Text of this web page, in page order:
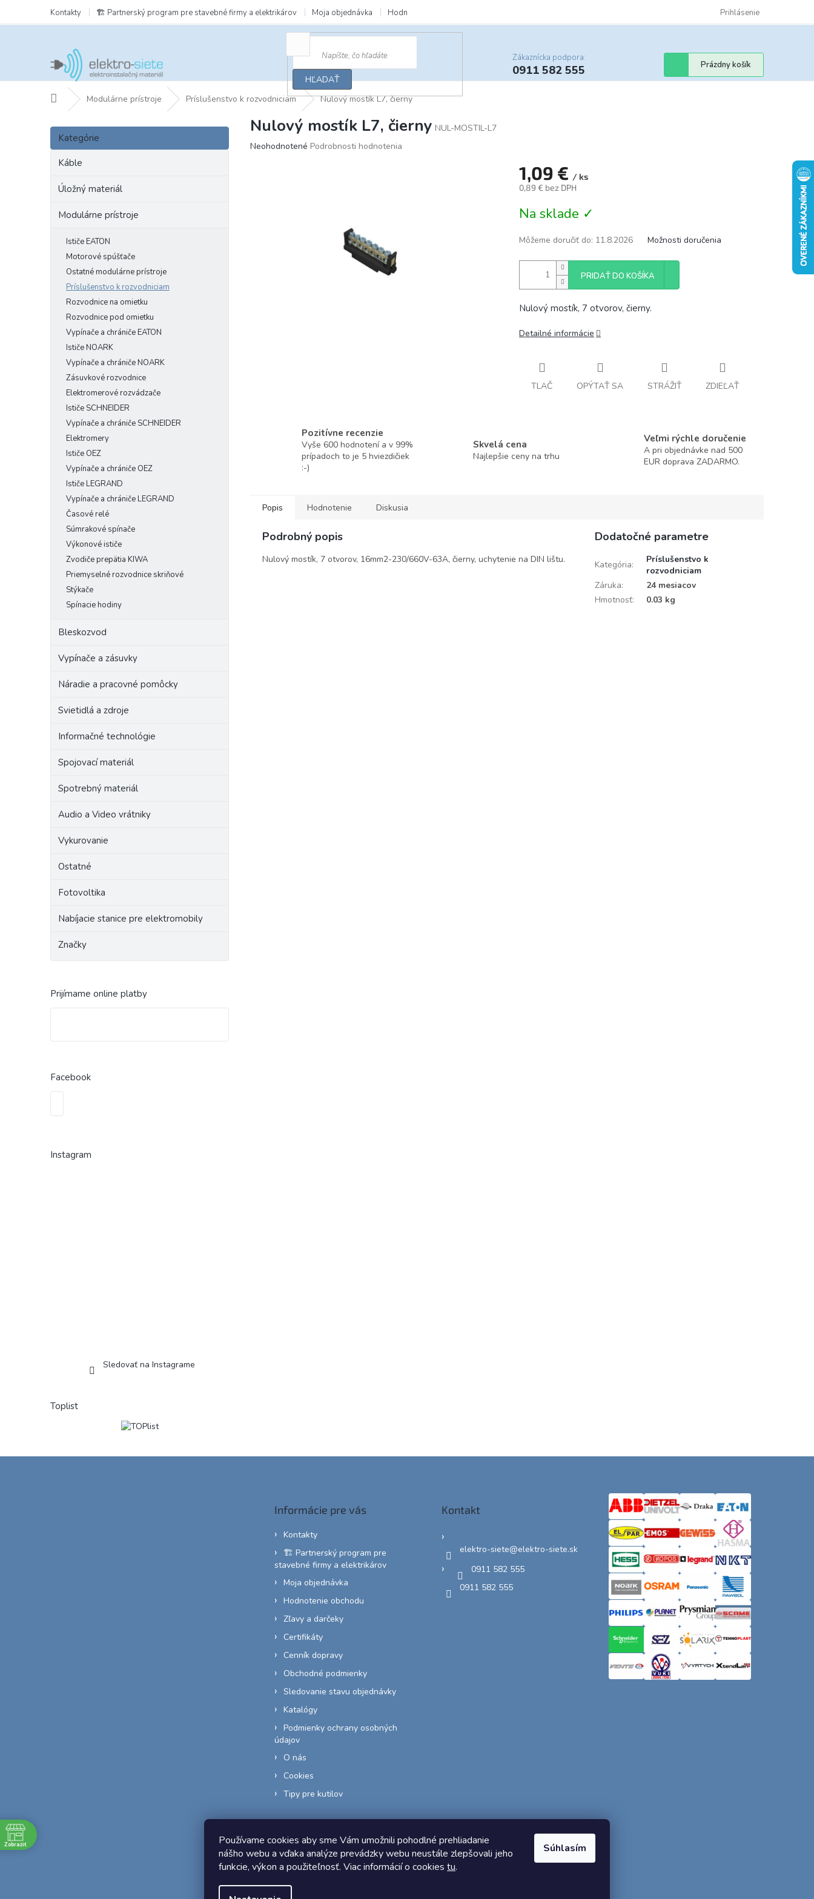
Používame cookies aby sme Vám umožnili pohodlné prehliadanie
nášho webu a vďaka analýze prevádzky webu neustále zlepšovali jeho
funkcie, výkon a použiteľnosť. Viac informácií o cookies tu.
Súhlasím
obsah
Kontakty 🏗️ Partnerský program pre stavebné firmy a elektrikárov Moja objednávka Hodnotenie obchodu Obchodné podmienky
Prihlásenie
HĽADAŤ
Zákaznícka podpora:
0911 582 555
Nákupný
košík
Prázdny košík
DomovModulárne prístroje Príslušenstvo k rozvodniciam Nulový mostík L7, čierny
B
č
Preskočiť
kategórie
Kategórie
Káble
Úložný materiál
Modulárne prístroje
Ističe EATON
Motorové spúšťače
Ostatné modulárne prístroje
Príslušenstvo k rozvodniciam
Rozvodnice na omietku
Rozvodnice pod omietku
Vypínače a chrániče EATON
Ističe NOARK
Vypínače a chrániče NOARK
Zásuvkové rozvodnice
Elektromerové rozvádzače
Ističe SCHNEIDER
Vypínače a chrániče SCHNEIDER
Elektromery
Ističe OEZ
Vypínače a chrániče OEZ
Ističe LEGRAND
Vypínače a chrániče LEGRAND
Časové relé
Súmrakové spínače
Výkonové ističe
Zvodiče prepätia KIWA
Priemyselné rozvodnice skriňové
Stýkače
Spínacie hodiny
Bleskozvod
Vypínače a zásuvky
Náradie a pracovné pomôcky
Svietidlá a zdroje
Informačné technológie
Spojovací materiál
Spotrebný materiál
Audio a Video vrátniky
Vykurovanie
Ostatné
Fotovoltika
Nabíjacie stanice pre elektromobily
Značky
Prijímame online platby
Facebook
Instagram
Sledovať na Instagrame
Toplist
Nulový mostík L7, čierny NUL-MOSTIL-L7
Priemerné
Neohodnotené Podrobnosti hodnotenia
1,09 € / ks
0,89 € bez DPH
cena:
Na sklade ✓
Môžeme doručiť do: 11.8.2026 Možnosti doručenia
PRIDAŤ DO KOŠÍKA
Nulový mostík, 7 otvorov, čierny.
Detailné informácie
TLAČ OPÝTAŤ SA STRÁŽIŤ ZDIEĽAŤ
Pozitívne recenzie
Vyše 600 hodnotení a v 99%
prípadoch to je 5 hviezdičiek
:-)
Skvelá cena
Najlepšie ceny na trhu
Veľmi rýchle doručenie
A pri objednávke nad 500
EUR doprava ZADARMO.
Popis Hodnotenie Diskusia
Podrobný popis
Nulový mostík, 7 otvorov, 16mm2-230/660V-63A, čierny, uchytenie na DIN lištu.
Dodatočné parametre
Kategória:
Príslušenstvo k
rozvodniciam
Záruka:
24 mesiacov
Hmotnosť: 0.03 kg
Informácie pre vás
Kontakty
🏗️ Partnerský program pre
stavebné firmy a elektrikárov
Moja objednávka
Hodnotenie obchodu
Zľavy a darčeky
Certifikáty
Cenník dopravy
Obchodné podmienky
Sledovanie stavu objednávky
Katalógy
Podmienky ochrany osobných
údajov
O nás
Cookies
Tipy pre kutilov
Kontakt
elektro-siete@elektro-siete.sk
0911 582 555
0911 582 555
Copyright 2026 Elektro-siete.sk . Všetky práva vyhradené.
Zobraziť